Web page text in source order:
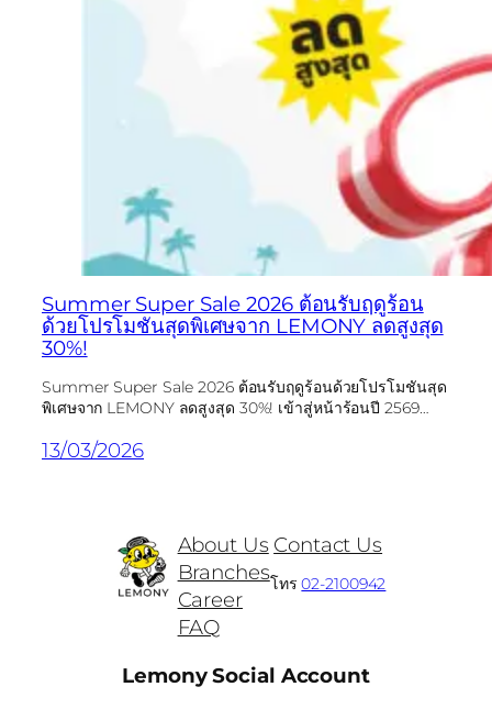
Summer Super Sale 2026 ต้อนรับฤดูร้อน
ด้วยโปรโมชันสุดพิเศษจาก LEMONY ลดสูงสุด
30%!
Summer Super Sale 2026 ต้อนรับฤดูร้อนด้วยโปรโมชันสุด
พิเศษจาก LEMONY ลดสูงสุด 30%! เข้าสู่หน้าร้อนปี 2569…
13/03/2026
About Us
Branches
Career
FAQ
Contact Us
โทร02-2100942
Lemony Social Account